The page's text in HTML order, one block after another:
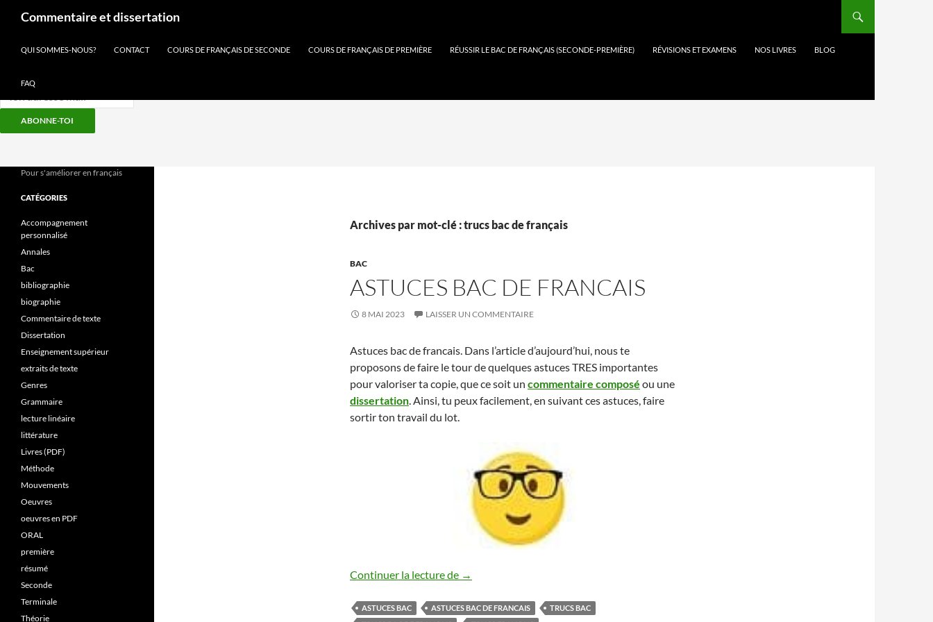
ABONNE-TOI
contenu
Commentaire et dissertation
QUI SOMMES-NOUS? CONTACT COURS DE FRANÇAIS DE SECONDE COURS DE FRANÇAIS DE PREMIÈRE RÉUSSIR LE BAC DE FRANÇAIS (SECONDE-PREMIÈRE) RÉVISIONS ET EXAMENS NOS LIVRES BLOG
FAQ
Archives par mot-clé : trucs bac de français
BAC
ASTUCES BAC DE FRANCAIS
8 MAI 2023 LAISSER UN COMMENTAIRE
Astuces bac de francais. Dans l’article d’aujourd’hui, nous te
proposons de faire le tour de quelques astuces TRES importantes
pour valoriser ta copie, que ce soit un commentaire composé ou une
dissertation. Ainsi, tu peux facilement, en suivant ces astuces, faire
sortir ton travail du lot.
Continuer la lecture de ASTUCES BAC DE FRANCAIS
→
ASTUCES BAC ASTUCES BAC DE FRANCAIS
TRUCS BAC
Pour s'améliorer en français
CATÉGORIES
Accompagnement
personnalisé
Annales
Bac
bibliographie
biographie
Commentaire de texte
Dissertation
Enseignement supérieur
extraits de texte
Genres
Grammaire
lecture linéaire
littérature
Livres (PDF)
Méthode
Mouvements
Oeuvres
oeuvres en PDF
ORAL
première
résumé
Seconde
Terminale
Théorie